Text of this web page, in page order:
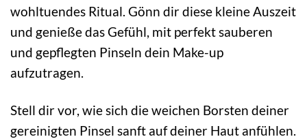
wohltuendes Ritual. Gönn dir diese kleine Auszeit
und genieße das Gefühl, mit perfekt sauberen
und gepflegten Pinseln dein Make-up
aufzutragen.
Stell dir vor, wie sich die weichen Borsten deiner
gereinigten Pinsel sanft auf deiner Haut anfühlen.